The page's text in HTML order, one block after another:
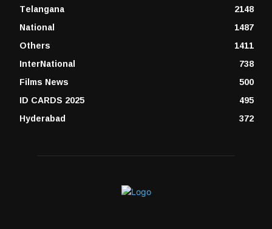
Telangana
2148
National
1487
Others
1411
InterNational
738
Films News
500
ID CARDS 2025
495
Hyderabad
372